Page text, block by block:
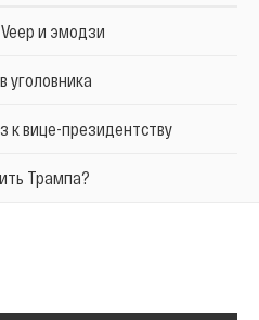
и эмодзи
уголовника
к вице-президентству
Трампа?